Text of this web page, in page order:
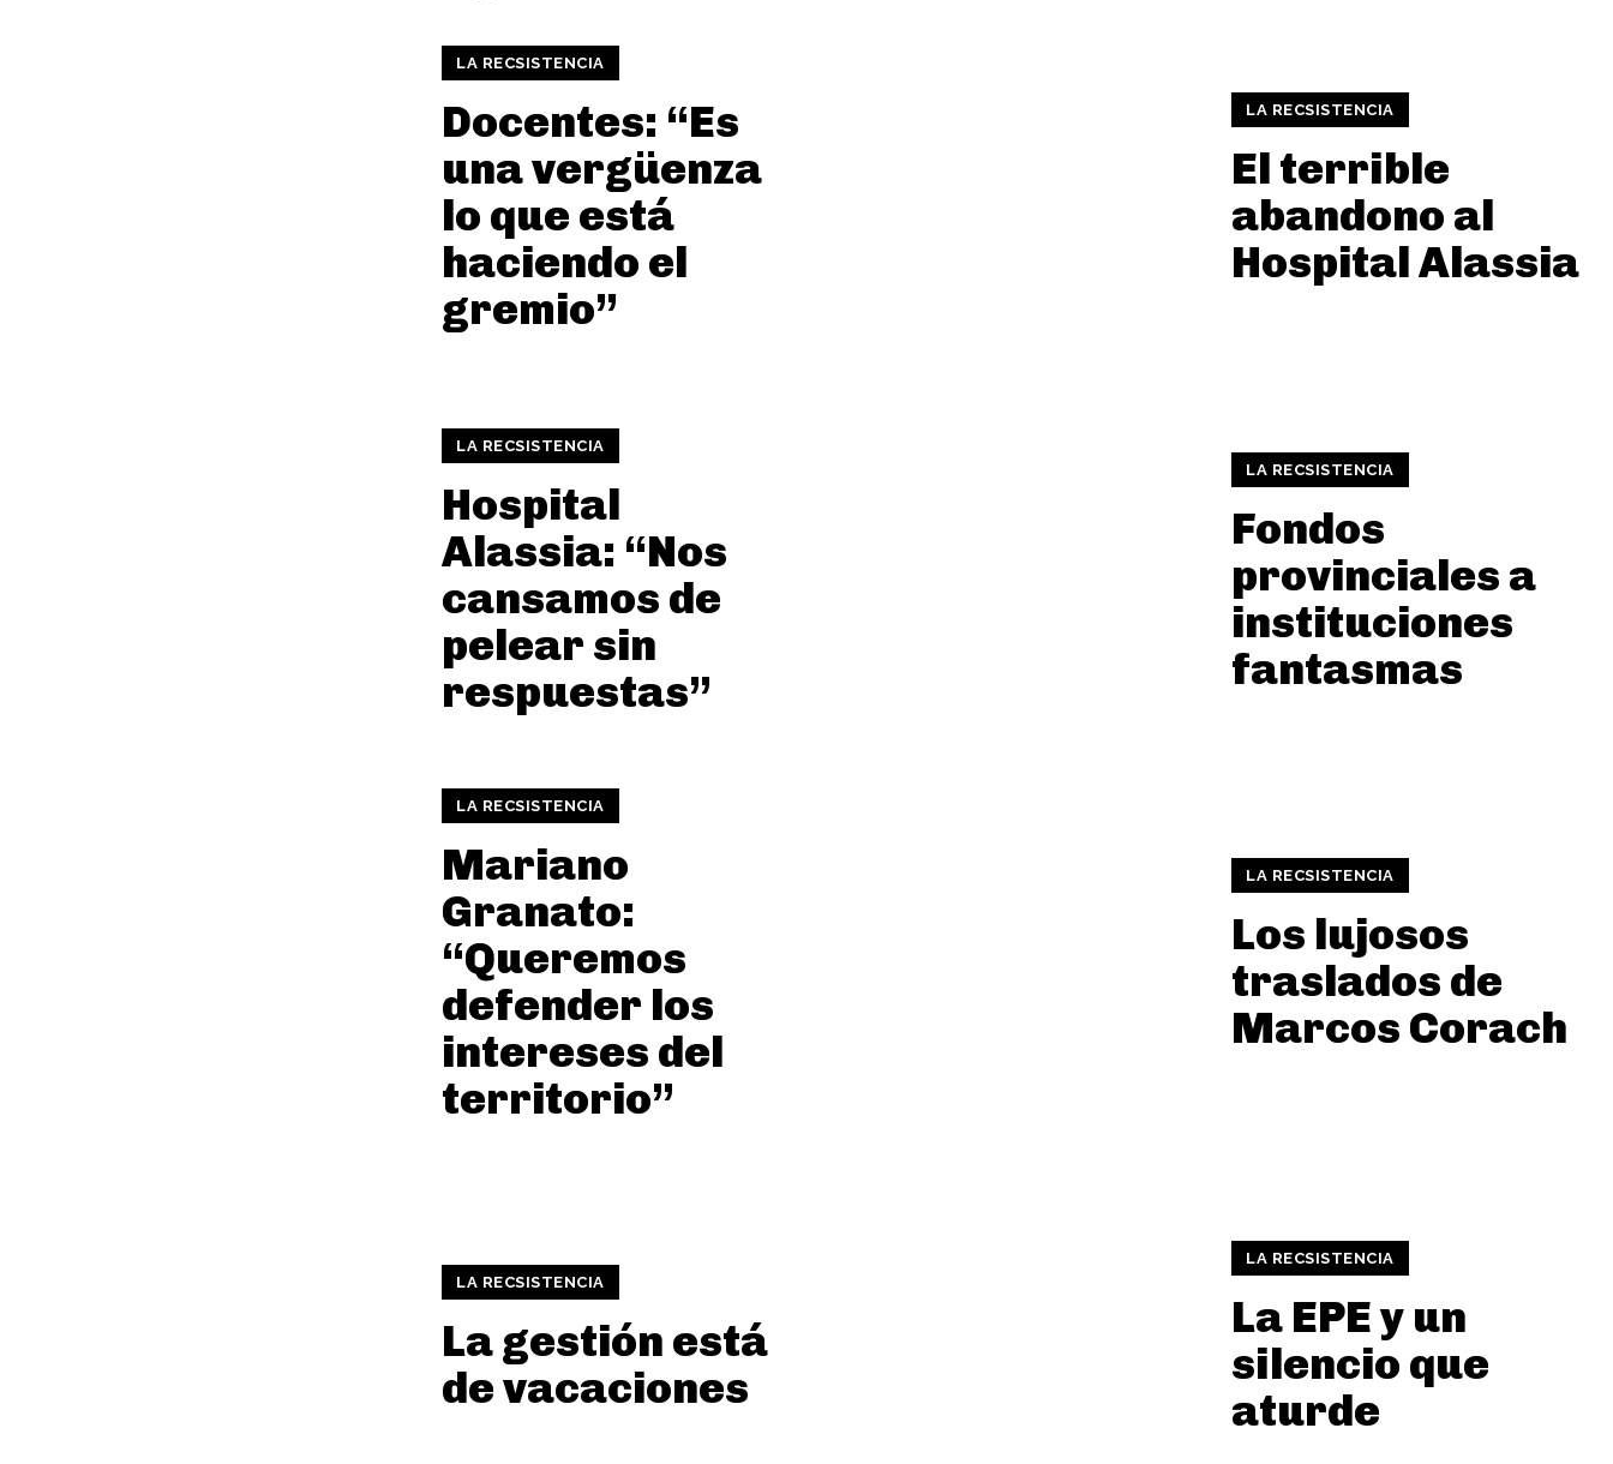
LA RECSISTENCIA
Docentes: “Es
una vergüenza
lo que está
haciendo el
gremio”
LA RECSISTENCIA
El terrible
abandono al
Hospital Alassia
LA RECSISTENCIA
Hospital
Alassia: “Nos
cansamos de
pelear sin
respuestas”
LA RECSISTENCIA
Fondos
provinciales a
instituciones
fantasmas
LA RECSISTENCIA
Mariano
Granato:
“Queremos
defender los
intereses del
territorio”
LA RECSISTENCIA
Los lujosos
traslados de
Marcos Corach
LA RECSISTENCIA
La gestión está
de vacaciones
LA RECSISTENCIA
La EPE y un
silencio que
aturde